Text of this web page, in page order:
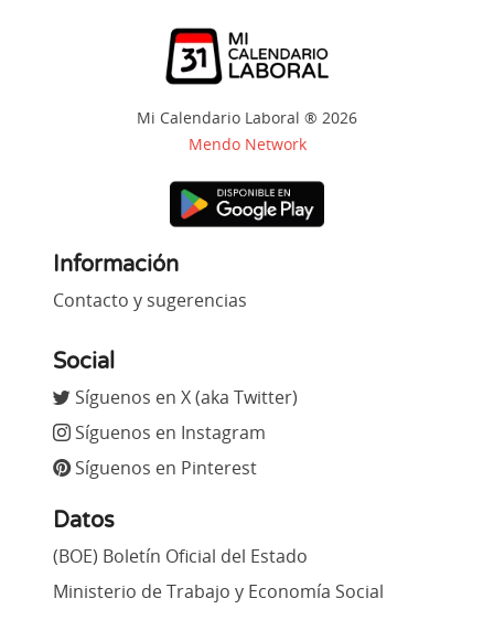
Mi Calendario Laboral ® 2026
Mendo Network
Información
Contacto y sugerencias
Social
Síguenos en X (aka Twitter)
Síguenos en Instagram
Síguenos en Pinterest
Datos
(BOE) Boletín Oficial del Estado
Ministerio de Trabajo y Economía Social